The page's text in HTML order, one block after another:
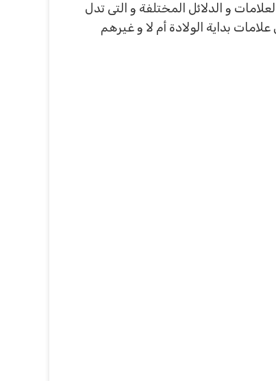
و الدلائل المختلفة و التى تدل
بداية الولادة أم لا و غيرهم